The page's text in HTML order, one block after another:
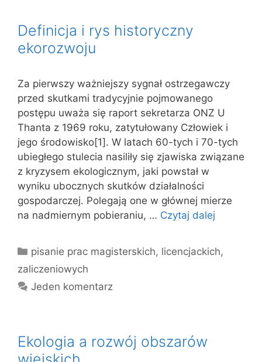
Definicja i rys historyczny
ekorozwoju
Za pierwszy ważniejszy sygnał ostrzegawczy
przed skutkami tra­dycyjnie pojmowanego
postępu uważa się raport sekretarza ONZ U
Thanta z 1969 roku, zatytułowany Człowiek i
jego środowisko[1]. W latach 60-tych i 70-tych
ubiegłego stulecia nasiliły się zjawiska związane
z kryzysem ekologicznym, jaki powstał w
wyniku ubocznych skutków działalności
gospodarczej. Polegają one w głównej mierze
na nadmiernym pobieraniu, … Czytaj dalej
Kategorie
pisanie prac magisterskich, licencjackich,
zaliczeniowych
Jeden komentarz
Ekologia a rozwój obszarów